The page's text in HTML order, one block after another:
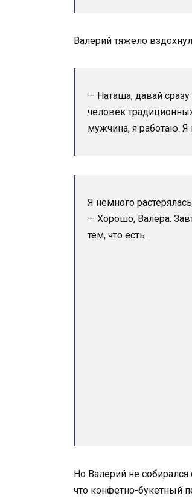
Валерий тяжело
— Наташа, давай
человек
мужчина, я работаю.
Я немного
— Хорошо, Валера.
тем, что есть.
Но Валерий не
что конфетно-букетный